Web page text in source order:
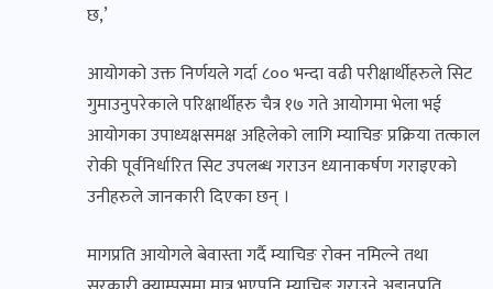
छ,’
आयोगको उक्त निर्णयले गर्दा ८०० भन्दा वढी परीक्षार्थीहरुले सिट
गुमाउनुपरेकाले परिक्षार्थीहरु चैत्र १७ गते आयोगमा भेला भई
आयोगका उपाध्यक्षसमक्ष अहिलेको लागि म्याचिङ प्रक्रिया तत्काल
रोकी पूर्वनिर्धारित सिट उपलब्ध गराउन ध्यानाकर्षण गराइएको
उनीहरुले जानकारी दिएका छन् ।
मागप्रति आयोगले बेवास्ता गर्दै म्याचिङ रोक्न नमिल्ने तथा